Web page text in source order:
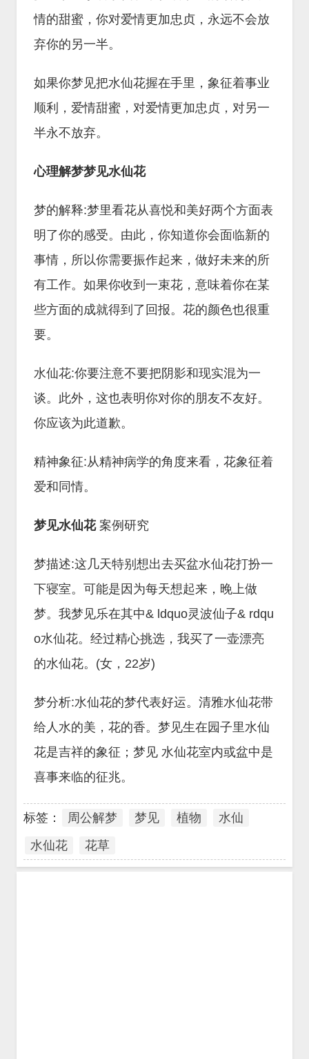
情的甜蜜，你对爱情更加忠贞，永远不会放
弃你的另一半。
如果你梦见把水仙花握在手里，象征着事业
顺利，爱情甜蜜，对爱情更加忠贞，对另一
半永不放弃。
心理解梦梦见水仙花
梦的解释:梦里看花从喜悦和美好两个方面表
明了你的感受。由此，你知道你会面临新的
事情，所以你需要振作起来，做好未来的所
有工作。如果你收到一束花，意味着你在某
些方面的成就得到了回报。花的颜色也很重
要。
水仙花:你要注意不要把阴影和现实混为一
谈。此外，这也表明你对你的朋友不友好。
你应该为此道歉。
精神象征:从精神病学的角度来看，花象征着
爱和同情。
梦见水仙花 案例研究
梦描述:这几天特别想出去买盆水仙花打扮一
下寝室。可能是因为每天想起来，晚上做
梦。我梦见乐在其中& ldquo灵波仙子& rdqu
o水仙花。经过精心挑选，我买了一壶漂亮
的水仙花。(女，22岁)
梦分析:水仙花的梦代表好运。清雅水仙花带
给人水的美，花的香。梦见生在园子里水仙
花是吉祥的象征；梦见 水仙花室内或盆中是
喜事来临的征兆。
标签： 周公解梦 梦见 植物
水仙
水仙花
花草